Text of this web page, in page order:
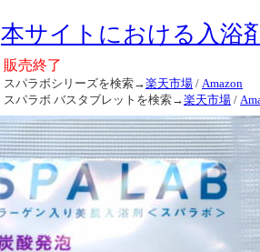
本サイトにおける入浴
販売終了
スパラボシリーズを検索→楽天市場 / Amazon
スパラボ バスタブレットを検索→楽天市場 /